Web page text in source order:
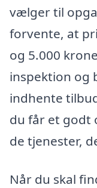
vælger til
forvente, at
og 5.000
inspektion og
indhente
du får et godt
de tjenester,
Når du skal